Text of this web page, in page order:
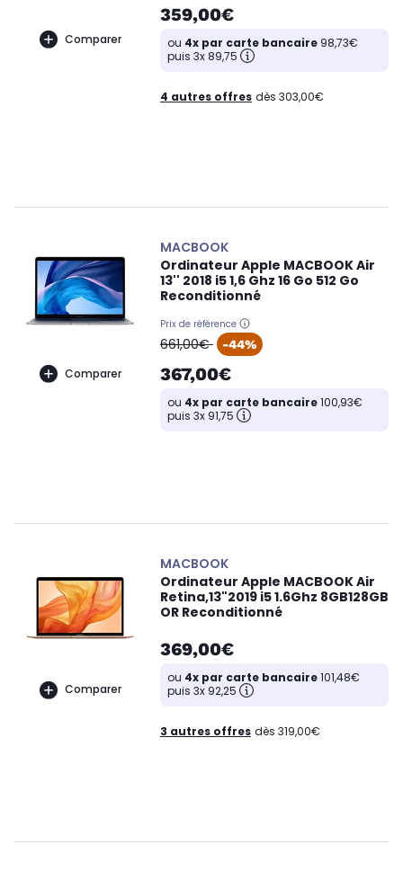
Comparer
359,00€
ou 4x par carte bancaire 98,73€
puis 3x 89,75
4 autres offres dès 303,00€
Comparer
MACBOOK
Ordinateur Apple MACBOOK Air
13'' 2018 i5 1,6 Ghz 16 Go 512 Go
Reconditionné
Prix de référence
oldPrice
661,00€ -44%
367,00€
ou 4x par carte bancaire100,93€
puis 3x 91,75
Comparer
MACBOOK
Ordinateur Apple MACBOOK Air
Retina,13"2019 i5 1.6Ghz 8GB128GB
OR Reconditionné
369,00€
ou 4x par carte bancaire101,48€
puis 3x 92,25
3 autres offres dès 319,00€